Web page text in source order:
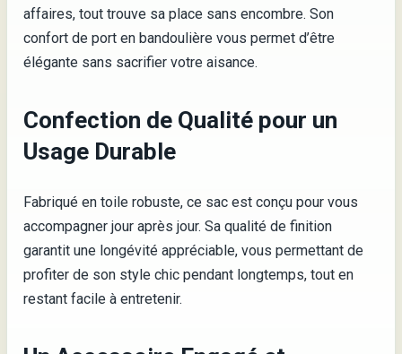
affaires, tout trouve sa place sans encombre. Son
confort de port en bandoulière vous permet d’être
élégante sans sacrifier votre aisance.
Confection de Qualité pour un
Usage Durable
Fabriqué en toile robuste, ce sac est conçu pour vous
accompagner jour après jour. Sa qualité de finition
garantit une longévité appréciable, vous permettant de
profiter de son style chic pendant longtemps, tout en
restant facile à entretenir.